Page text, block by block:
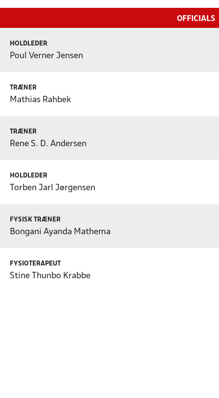
OFFICIALS
HOLDLEDER
Poul Verner Jensen
TRÆNER
Mathias Rahbek
TRÆNER
Rene S. D. Andersen
HOLDLEDER
Torben Jarl Jørgensen
FYSISK TRÆNER
Bongani Ayanda Mathema
FYSIOTERAPEUT
Stine Thunbo Krabbe